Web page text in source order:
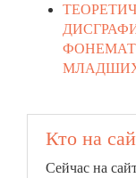
Кто на
Сейчас на